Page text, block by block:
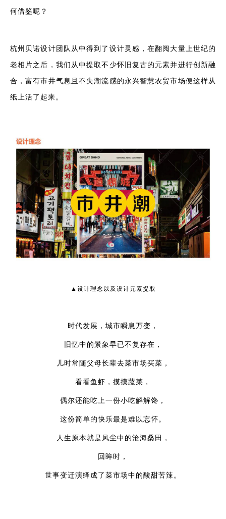
何借鉴呢？
杭州贝诺设计团队从中得到了设计灵感，在翻阅大量上世纪的
老相片之后，我们从中提取不少怀旧复古的元素并进行创新融
合，富有市井气息且不失潮流感的永兴智慧农贸市场便这样从
纸上活了起来。
▲设计理念以及设计元素提取
时代发展，城市瞬息万变，
旧忆中的景象早已不复存在，
儿时常随父母长辈去菜市场买菜，
看看鱼虾，摸摸蔬菜，
偶尔还能吃上一份小吃解解馋，
这份简单的快乐最是难以忘怀。
人生原本就是风尘中的沧海桑田，
回眸时，
世事变迁演绎成了菜市场中的酸甜苦辣。